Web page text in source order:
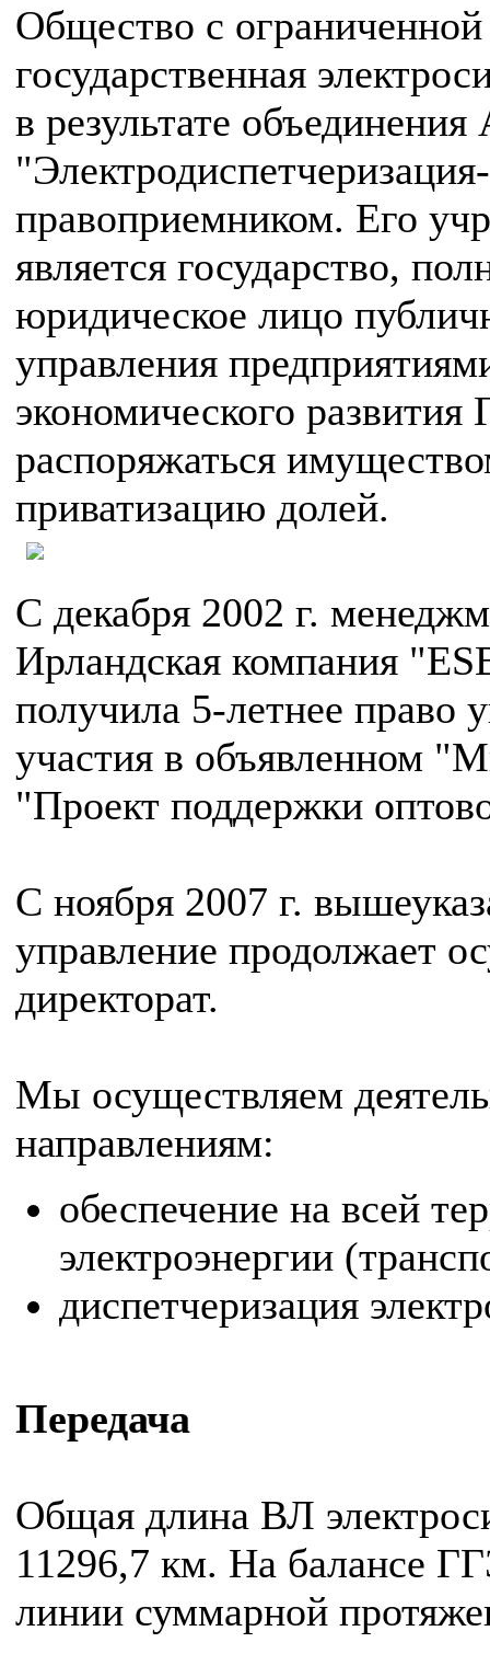
Общество с
государственная
в результате
правоприемником. Его
является государство,
юридическое лицо
управления
экономического развития
распоряжаться
приватизацию долей.
С декабря 2002 г.
Ирландская компания
получила 5-летнее право
участия в объявленном
"Проект поддержки
С ноября 2007 г.
управление продолжает
директорат.
Мы осуществляем
направлениям:
обеспечение на всей
электроэнергии
диспетчеризация
Передача
Общая длина ВЛ
11296,7 км. На балансе
линии суммарной